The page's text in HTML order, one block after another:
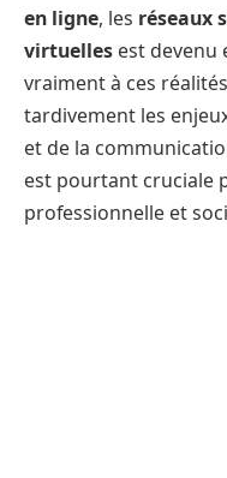
en ligne, les réseaux
virtuelles est devenu
vraiment à ces
tardivement les
et de la
est pourtant cruciale
professionnelle et